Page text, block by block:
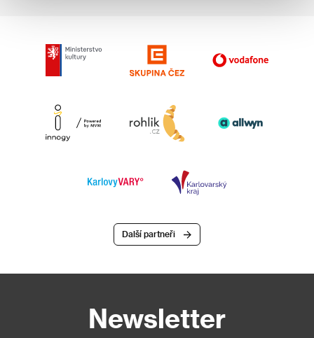
Další partneři
Newsletter